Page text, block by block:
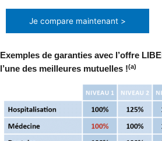
Exemples de garanties avec l’offre
l’une des meilleures mutuelles !(a)
Je compare maintenant >